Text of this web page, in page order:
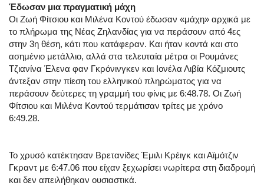
Έδωσαν μια πραγματική μάχη
Οι Ζωή Φίτσιου και Μιλένα Κοντού έδωσαν «μάχη» αρχικά με
το πλήρωμα της Νέας Ζηλανδίας για να περάσουν από 4ες
στην 3η θέση, κάτι που κατάφεραν. Και ήταν κοντά και στο
ασημένιο μετάλλιο, αλλά στα τελευταία μέτρα οι Ρουμάνες
Τζιανίνα Έλενα φαν Γκρόνινγκεν και Ιονέλα Λιβία Κόζμιουτς
άντεξαν στην πίεση του ελληνικού πληρώματος για να
περάσουν δεύτερες τη γραμμή του φίνις με 6:48.78. Οι Ζωή
Φίτσιου και Μιλένα Κοντού τερμάτισαν τρίτες με χρόνο
6:49.28.
Το χρυσό κατέκτησαν Βρετανίδες Έμιλι Κρέιγκ και Αϊμότζιν
Γκραντ με 6:47.06 που είχαν ξεχωρίσει νωρίτερα στη διαδρομή
και δεν απειλήθηκαν ουσιαστικά.